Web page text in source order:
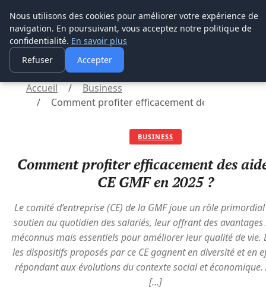
Lyon Photos
Accueil
Business
Comment profiter efficacement des aides du CE
BUSINESS
Comment profiter efficacement des
CE GMF en 2025 ?
Le comité d’entreprise (CE) de la GMF joue un rôle
soutien au quotidien des salariés, leur offrant des avantages
méconnus mais essentiels pour améliorer leur qualité de vie.
les dispositifs proposés par ce CE gagnent en diversité et en
répondant aux évolutions du contexte social et économique.
[…]
Nous utilisons des cookies pour améliorer votre expérience de
navigation. En poursuivant, vous acceptez notre politique de
confidentialité. En savoir plus
Refuser
Accepter